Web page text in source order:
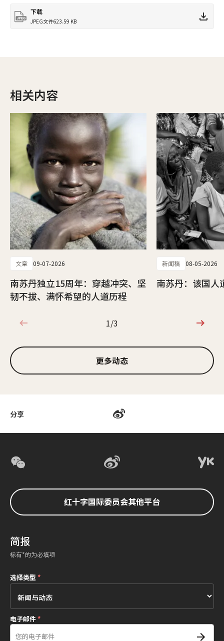
分享
下载
JPEG文件623.59 KB
相关内容
文章 09-07-2026
南苏丹独立15周年：穿越冲突、坚
韧不拔、满怀希望的人道历程
新闻稿 08-05-2026
南苏丹：该国人
1/3
1/3
更多动态
红十字国际委员会其他平台
简报
标有*的为必填项
选择类型*
电子邮件*